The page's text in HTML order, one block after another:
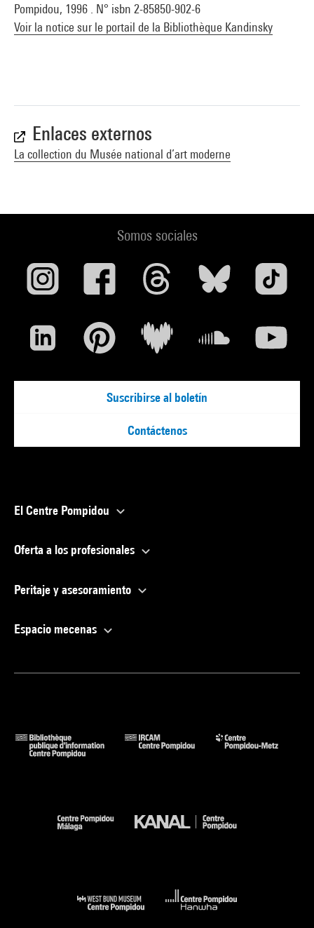
Pompidou, 1996 . N° isbn 2-85850-902-6
Voir la notice sur le portail de la Bibliothèque Kandinsky
Enlaces externos
La collection du Musée national d’art moderne
Somos sociales
Suscribirse al boletín
Contáctenos
El Centre Pompidou
Oferta a los profesionales
Peritaje y asesoramiento
Espacio mecenas